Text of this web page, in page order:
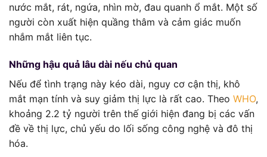
nước mắt, rát, ngứa, nhìn mờ, đau quanh ổ mắt. Một số
người còn xuất hiện quầng thâm và cảm giác muốn
nhắm mắt liên tục.
Những hậu quả lâu dài nếu chủ quan
Nếu để tình trạng này kéo dài, nguy cơ cận thị, khô
mắt mạn tính và suy giảm thị lực là rất cao. Theo WHO,
khoảng 2.2 tỷ người trên thế giới hiện đang bị các vấn
đề về thị lực, chủ yếu do lối sống công nghệ và đô thị
hóa.